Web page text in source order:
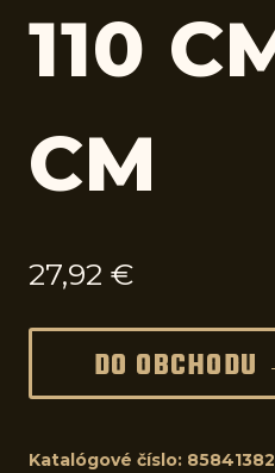
110
CM
27,92 €
DO
Katalógové číslo: